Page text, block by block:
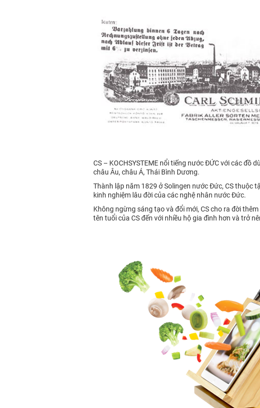
CS – KOCHSYSTEME nổi tiếng nước ĐỨC với các đồ
châu Âu, châu Á, Thái Bình Dương.
Thành lập năm 1829 ở Solingen nước Đức, CS thuộc
kinh nghiệm lâu đời của các nghệ nhân nước Đức.
Không ngừng sáng tạo và đổi mới, CS cho ra đời
tên tuổi của CS đến với nhiều hộ gia đình hơn và trở